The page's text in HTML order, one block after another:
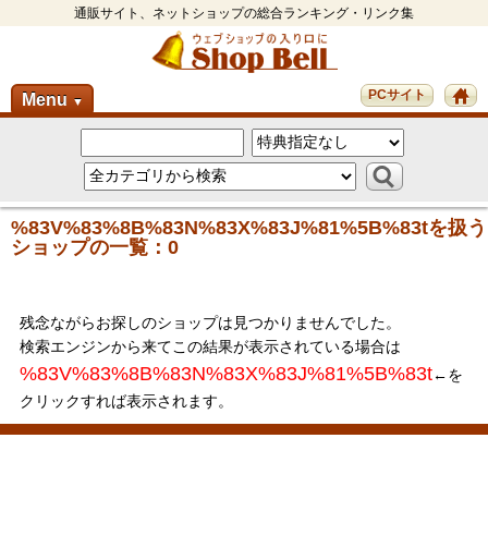
通販サイト、ネットショップの総合ランキング・リンク集
Menu ▼ PCサイト
%83V%83%8B%83N%83X%83J%81%5B%83tを扱う
ショップの一覧：0
残念ながらお探しのショップは見つかりませんでした。
検索エンジンから来てこの結果が表示されている場合は
%83V%83%8B%83N%83X%83J%81%5B%83t←を
クリックすれば表示されます。